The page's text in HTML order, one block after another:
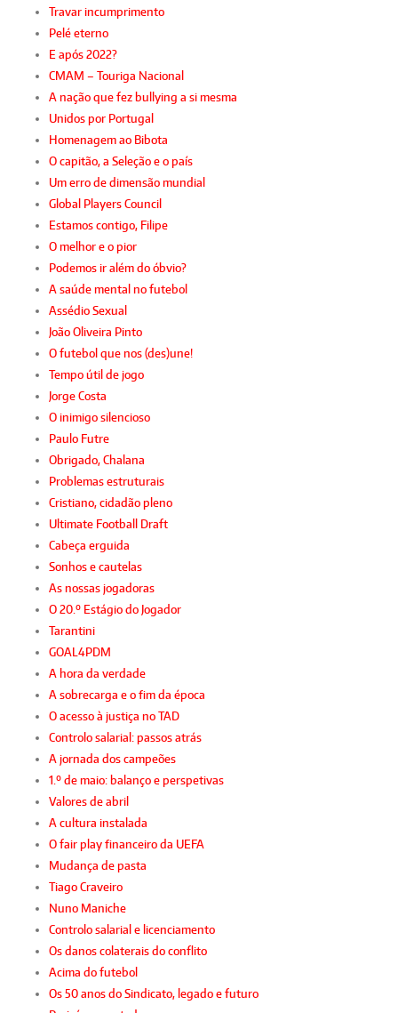
Travar incumprimento
Pelé eterno
E após 2022?
CMAM – Touriga Nacional
A nação que fez bullying a si mesma
Unidos por Portugal
Homenagem ao Bibota
O capitão, a Seleção e o país
Um erro de dimensão mundial
Global Players Council
Estamos contigo, Filipe
O melhor e o pior
Podemos ir além do óbvio?
A saúde mental no futebol
Assédio Sexual
João Oliveira Pinto
O futebol que nos (des)une!
Tempo útil de jogo
Jorge Costa
O inimigo silencioso
Paulo Futre
Obrigado, Chalana
Problemas estruturais
Cristiano, cidadão pleno
Ultimate Football Draft
Cabeça erguida
Sonhos e cautelas
As nossas jogadoras
O 20.º Estágio do Jogador
Tarantini
GOAL4PDM
A hora da verdade
A sobrecarga e o fim da época
O acesso à justiça no TAD
Controlo salarial: passos atrás
A jornada dos campeões
1.º de maio: balanço e perspetivas
Valores de abril
A cultura instalada
O fair play financeiro da UEFA
Mudança de pasta
Tiago Craveiro
Nuno Maniche
Controlo salarial e licenciamento
Os danos colaterais do conflito
Acima do futebol
Os 50 anos do Sindicato, legado e futuro